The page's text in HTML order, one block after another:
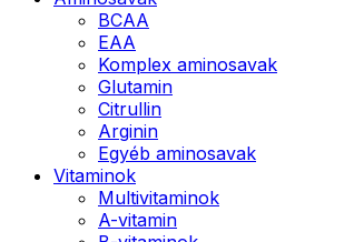
BCAA
EAA
Komplex aminosavak
Glutamin
Citrullin
Arginin
Egyéb aminosavak
Vitaminok
Multivitaminok
A-vitamin